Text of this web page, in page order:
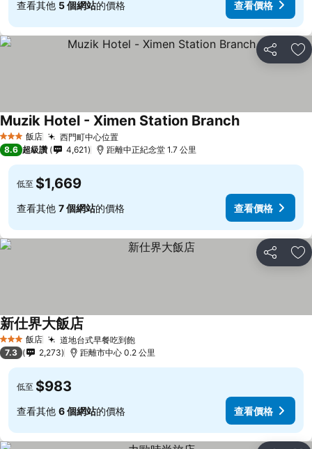
查看其他 5 個網站的價格 查看價格
分享 加
3 星級 飯店 西門町中心位置
Muzik Hotel - Ximen Station Branch
8.6 超級讚 4,621 距離中正紀念堂 1.7 公里
低至 $1,669
查看其他 7 個網站的價格 查看價格
分享 加
3 星級 飯店 道地台式早餐吃到飽
新仕界大飯店
7.3 2,273 距離市中心 0.2 公里
低至 $983
查看其他 6 個網站的價格 查看價格